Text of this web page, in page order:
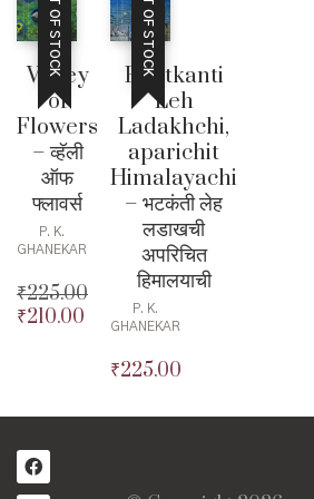
OUT OF STOCK
Valley
of
Flowers
– व्हॅली
ऑफ
फ्लावर्स
P. K.
GHANEKAR
₹225.00
Original
₹210.00
OUT OF STOCK
Bhatkanti
Leh
Ladakhchi,
aparichit
Himalayachi
– भटकंती लेह
लडाखची
अपरिचित
हिमालयाची
P. K.
GHANEKAR
₹225.00